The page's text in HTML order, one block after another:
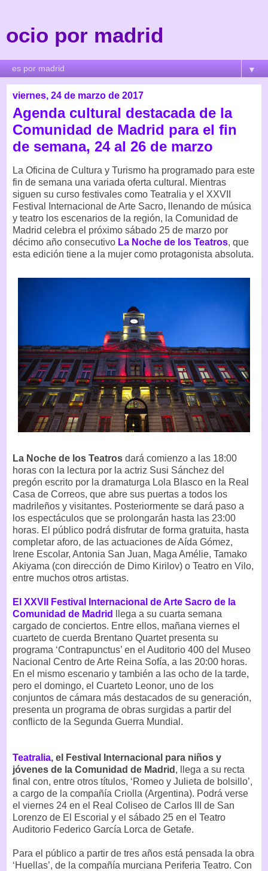
ocio por madrid
▼
viernes, 24 de marzo de 2017
Agenda cultural destacada de la
Comunidad de Madrid para el fin
de semana, 24 al 26 de marzo
La Oficina de Cultura y Turismo ha programado para este
fin de semana una variada oferta cultural. Mientras
siguen su curso festivales como Teatralia y el XXVII
Festival Internacional de Arte Sacro, llenando de música
y teatro los escenarios de la región, la Comunidad de
Madrid celebra el próximo sábado 25 de marzo por
décimo año consecutivo La Noche de los Teatros, que
esta edición tiene a la mujer como protagonista absoluta.
La Noche de los Teatros dará comienzo a las 18:00
horas con la lectura por la actriz Susi Sánchez del
pregón escrito por la dramaturga Lola Blasco en la Real
Casa de Correos, que abre sus puertas a todos los
madrileños y visitantes. Posteriormente se dará paso a
los espectáculos que se prolongarán hasta las 23:00
horas. El público podrá disfrutar de forma gratuita, hasta
completar aforo, de las actuaciones de Aída Gómez,
Irene Escolar, Antonia San Juan, Maga Amélie, Tamako
Akiyama (con dirección de Dimo Kirilov) o Teatro en Vilo,
entre muchos otros artistas.
El XXVII Festival Internacional de Arte Sacro de la
Comunidad de Madrid
llega a su cuarta semana
cargado de conciertos. Entre ellos, mañana viernes el
cuarteto de cuerda Brentano Quartet presenta su
programa ‘Contrapunctus’ en el Auditorio 400 del Museo
Nacional Centro de Arte Reina Sofía, a las 20:00 horas.
En el mismo escenario y también a las ocho de la tarde,
pero el domingo, el Cuarteto Leonor, uno de los
conjuntos de cámara más destacados de su generación,
presenta un programa de obras surgidas a partir del
conflicto de la Segunda Guerra Mundial.
Teatralia, el Festival Internacional para niños y
jóvenes de la Comunidad de Madrid , llega a su recta
final con, entre otros títulos, ‘Romeo y Julieta de bolsillo’,
a cargo de la compañía Criolla (Argentina). Podrá verse
el viernes 24 en el Real Coliseo de Carlos III de San
Lorenzo de El Escorial y el sábado 25 en el Teatro
Auditorio Federico García Lorca de Getafe.
Para el público a partir de tres años está pensada la obra
‘Huellas’, de la compañía murciana Periferia Teatro. Con